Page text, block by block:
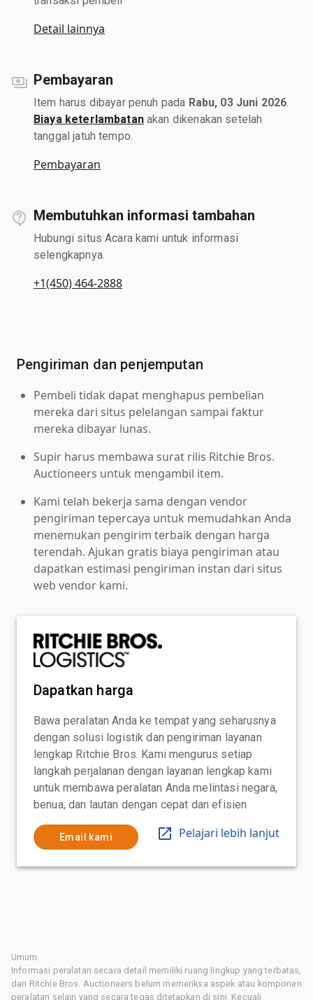
Detail lainnya
Pembayaran
Item harus dibayar penuh pada Rabu, 03 Juni 2026
Biaya keterlambatanakan dikenakan setelah
tanggal jatuh tempo.
Pembayaran
Membutuhkan informasi tambahan
Hubungi situs Acara kami untuk informasi
selengkapnya.
+1(450) 464-2888
Pengiriman dan penjemputan
Pembeli tidak dapat menghapus pembelian
mereka dari situs pelelangan sampai faktur
mereka dibayar lunas.
Supir harus membawa surat rilis Ritchie Bros.
Auctioneers untuk mengambil item.
Kami telah bekerja sama dengan vendor
pengiriman tepercaya untuk memudahkan Anda
menemukan pengirim terbaik dengan harga
terendah. Ajukan gratis biaya pengiriman atau
dapatkan estimasi pengiriman instan dari situs
web vendor kami.
Dapatkan harga
Bawa peralatan Anda ke tempat yang seharusnya
dengan solusi logistik dan pengiriman layanan
lengkap Ritchie Bros. Kami mengurus setiap
langkah perjalanan dengan layanan lengkap kami
untuk membawa peralatan Anda melintasi negara,
benua, dan lautan dengan cepat dan efisien
Email kami Pelajari lebih lanjut
Umum
Informasi peralatan secara detail memiliki ruang lingkup yang terbatas,
dan Ritchie Bros. Auctioneers belum memeriksa aspek atau komponen
peralatan selain yang secara tegas ditetapkan di sini. Kecuali